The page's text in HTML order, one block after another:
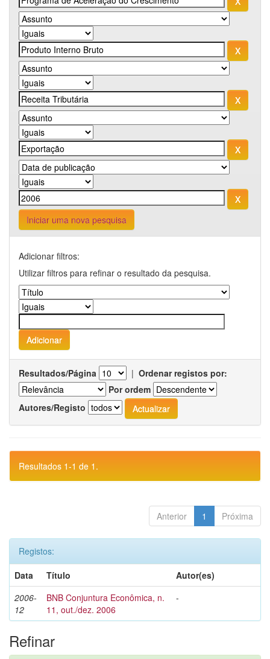
Iniciar uma nova pesquisa
Adicionar filtros:
Utilizar filtros para refinar o resultado da pesquisa.
Resultados/Página | Ordenar registos por:
Por ordem
Autores/Registo
Resultados 1-1 de 1.
Anterior 1 Próxima
Registos:
Data
Título
Autor(es)
2006-
12
BNB Conjuntura Econômica, n.
11, out./dez. 2006
-
Refinar